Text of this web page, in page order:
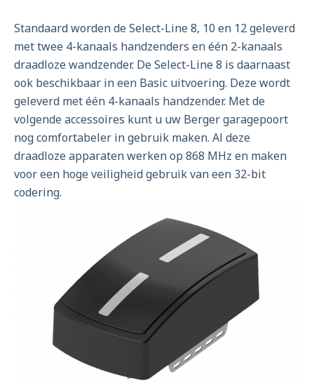
Standaard worden de Select-Line 8, 10 en 12 geleverd
met twee 4-kanaals handzenders en één 2-kanaals
draadloze wandzender. De Select-Line 8 is daarnaast
ook beschikbaar in een Basic uitvoering. Deze wordt
geleverd met één 4-kanaals handzender. Met de
volgende accessoires kunt u uw Berger garagepoort
nog comfortabeler in gebruik maken. Al deze
draadloze apparaten werken op 868 MHz en maken
voor een hoge veiligheid gebruik van een 32-bit
codering.